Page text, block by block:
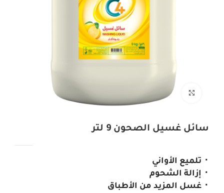
Click to enlarge
سائل غسيل الصحون 9 لتر
⬝ تلميع الأواني
⬝ إزالة الشحوم
⬝ غسل المزيد من الأطباق